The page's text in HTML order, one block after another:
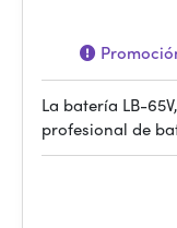
La batería LB-
profesional de